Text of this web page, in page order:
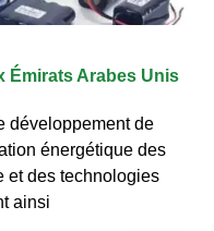
Émirats Arabes Unis
développement de
énergétique des
et des technologies
ainsi